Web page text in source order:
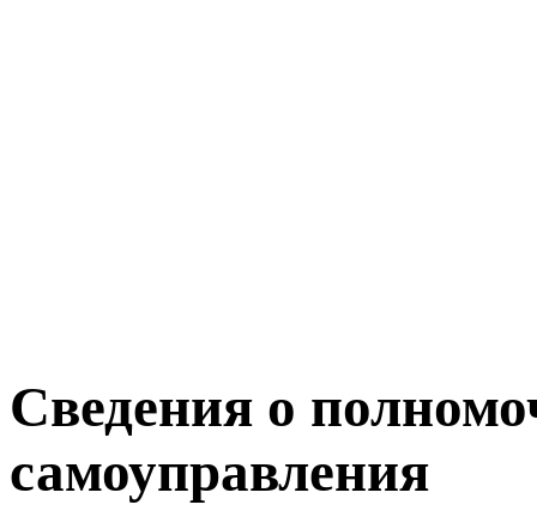
Сведения о
самоуправления